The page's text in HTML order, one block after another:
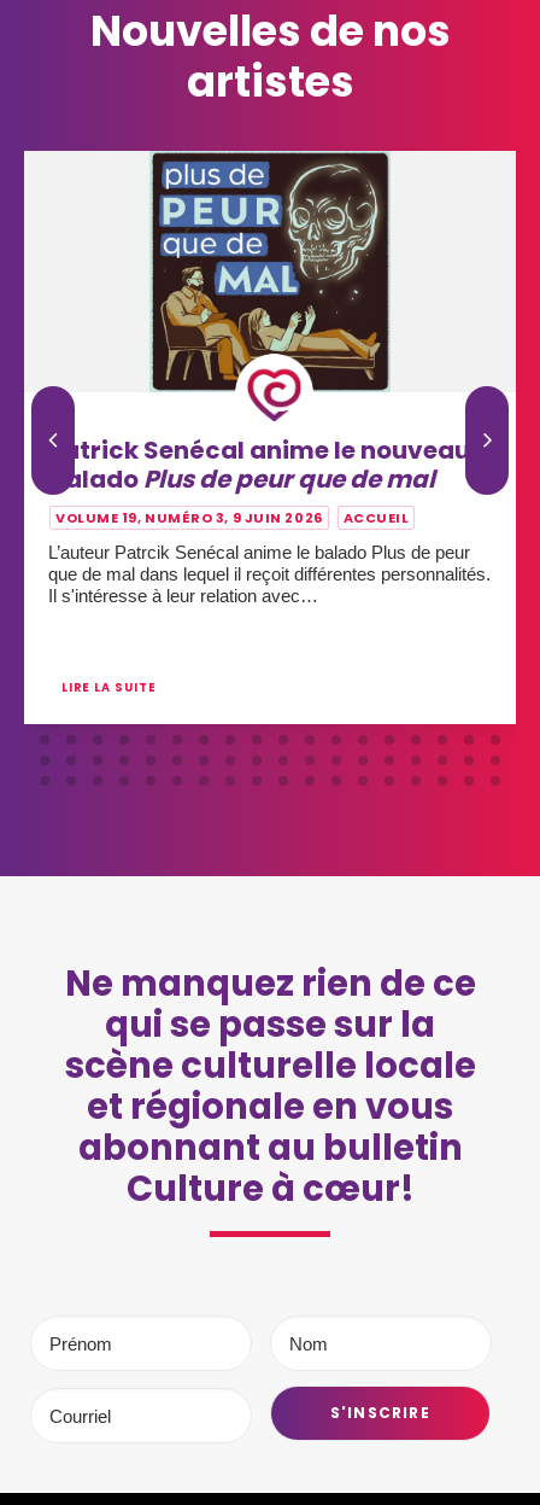
Nouvelles de nos
artistes
Patrick Senécal anime le nouveau
baladoPlus de peur que de mal
VOLUME 19, NUMÉRO 3, 9 JUIN 2026 ACCUEIL
L’auteur Patrcik Senécal anime le balado Plus de peur
que de mal dans lequel il reçoit différentes personnalités.
Il s'intéresse à leur relation avec…
LIRE LA SUITE
Ne manquez rien de ce
qui se passe sur la
scène culturelle locale
et régionale en vous
abonnant au bulletin
Culture à cœur!